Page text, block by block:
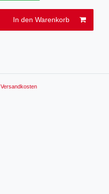
In den Warenkorb
Versandkosten